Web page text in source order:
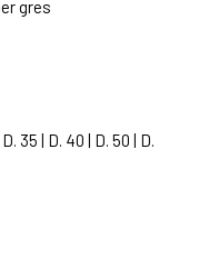
gres
35 | D. 40 | D. 50 | D.